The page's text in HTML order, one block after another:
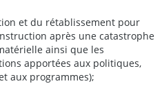
et du rétablissement pour
après une catastrophe
ainsi que les
apportées aux politiques,
aux programmes);